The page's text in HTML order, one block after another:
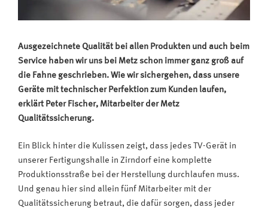
Ausgezeichnete Qualität bei allen Produkten und auch beim
Service haben wir uns bei Metz schon immer ganz groß auf
die Fahne geschrieben. Wie wir sichergehen, dass unsere
Geräte mit technischer Perfektion zum Kunden laufen,
erklärt Peter Fischer, Mitarbeiter der Metz
Qualitätssicherung.
Ein Blick hinter die Kulissen zeigt, dass jedes TV-Gerät in
unserer Fertigungshalle in Zirndorf eine komplette
Produktionsstraße bei der Herstellung durchlaufen muss.
Und genau hier sind allein fünf Mitarbeiter mit der
Qualitätssicherung betraut, die dafür sorgen, dass jeder